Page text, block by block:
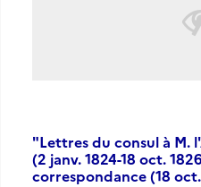
"Lettres du consul à M.
(2 janv. 1824-18 oct.
correspondance (18